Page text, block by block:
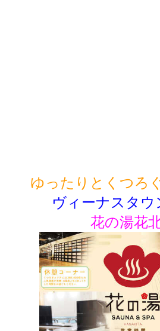
ゆったりとくつろ
ヴィーナスタウ
花の湯花